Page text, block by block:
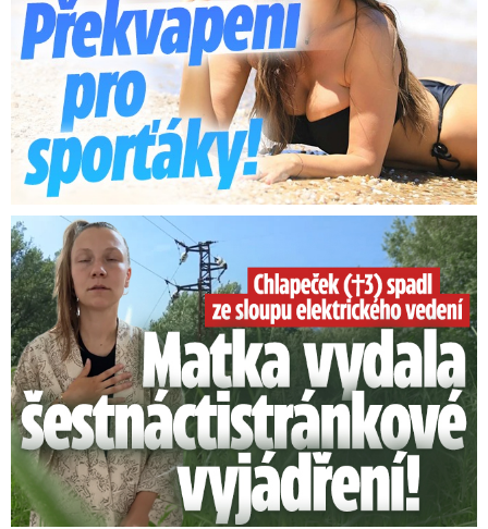
Smrtelný pád chlapce: Matka vydala vyjádření na 16 stran